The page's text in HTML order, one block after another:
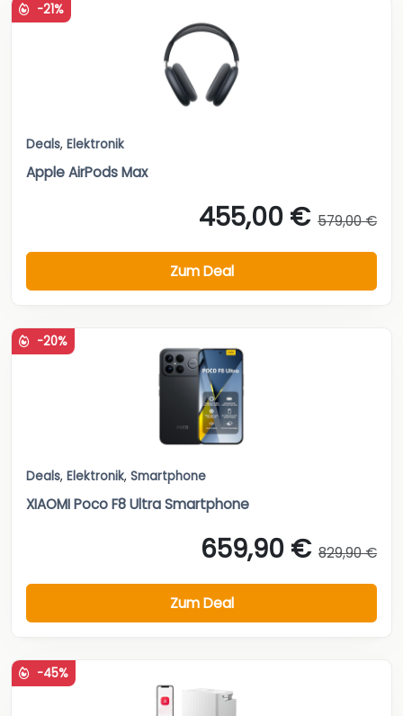
-21%
Deals, Elektronik
Apple AirPods Max
455,00 € 579,00 €
Zum Deal
-20%
Deals, Elektronik, Smartphone
XIAOMI Poco F8 Ultra Smartphone
659,90 € 829,90 €
Zum Deal
-45%